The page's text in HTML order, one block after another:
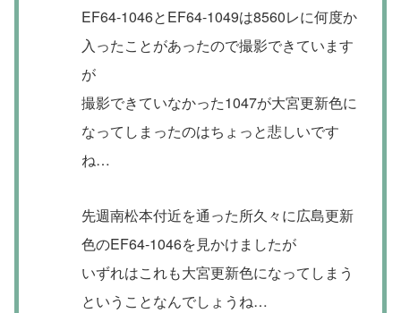
EF64-1046とEF64-1049は8560レに何度か
入ったことがあったので撮影できています
が
撮影できていなかった1047が大宮更新色に
なってしまったのはちょっと悲しいです
ね…
先週南松本付近を通った所久々に広島更新
色のEF64-1046を見かけましたが
いずれはこれも大宮更新色になってしまう
ということなんでしょうね…